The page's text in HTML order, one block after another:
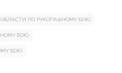
ПО РУКОПАШНОМУ БОЮ
БОЮ
БОЮ